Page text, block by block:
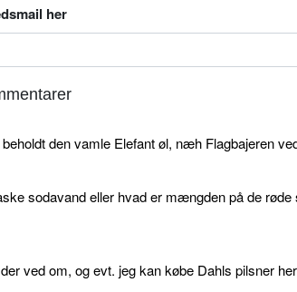
her
den vamle Elefant øl, næh Flagbajeren
sodavand eller hvad er mængden på de
ved om, og evt. jeg kan købe Dahls pilsner